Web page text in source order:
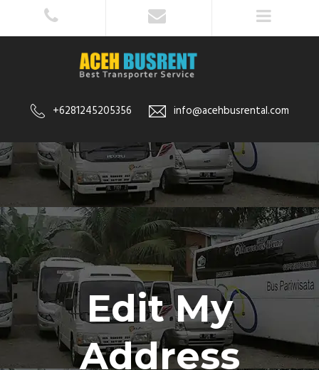
+6281245205356 info@acehbusrental.com
Edit My
Address